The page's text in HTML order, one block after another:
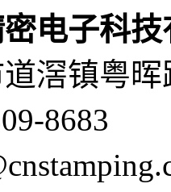
电子科
滘镇粤晖
8683